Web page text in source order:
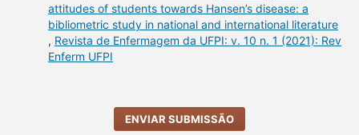
attitudes of students towards Hansen’s disease: a
bibliometric study in national and international literature
, Revista de Enfermagem da UFPI: v. 10 n. 1 (2021): Rev
Enferm UFPI
ENVIAR SUBMISSÃO